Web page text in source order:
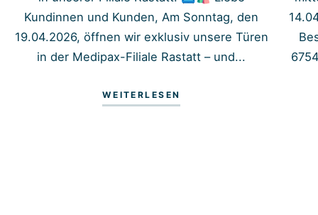
Kundinnen und Kunden, Am Sonntag, den
19.04.2026, öffnen wir exklusiv unsere Türen
in der Medipax-Filiale Rastatt – und...
WEITERLESEN